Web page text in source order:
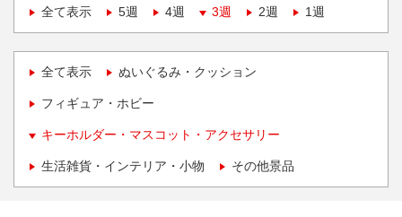
全て表示
5週 4週 3週 2週 1週
全て表示 ぬいぐるみ・クッション
フィギュア・ホビー
キーホルダー・マスコット・アクセサリー
生活雑貨・インテリア・小物 その他景品